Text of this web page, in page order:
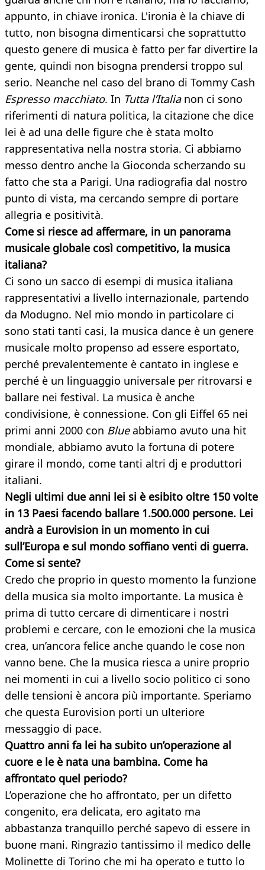
appunto, in chiave ironica. L'ironia è la chiave di
tutto, non bisogna dimenticarsi che soprattutto
questo genere di musica è fatto per far divertire la
gente, quindi non bisogna prendersi troppo sul
serio. Neanche nel caso del brano di Tommy Cash
Espresso macchiato. In Tutta l’Italianon ci sono
riferimenti di natura politica, la citazione che dice
lei è ad una delle figure che è stata molto
rappresentativa nella nostra storia. Ci abbiamo
messo dentro anche la Gioconda scherzando su
fatto che sta a Parigi. Una radiografia dal nostro
punto di vista, ma cercando sempre di portare
allegria e positività.
Come si riesce ad affermare, in un panorama
musicale globale così competitivo, la musica
italiana?
Ci sono un sacco di esempi di musica italiana
rappresentativi a livello internazionale, partendo
da Modugno. Nel mio mondo in particolare ci
sono stati tanti casi, la musica dance è un genere
musicale molto propenso ad essere esportato,
perché prevalentemente è cantato in inglese e
perché è un linguaggio universale per ritrovarsi e
ballare nei festival. La musica è anche
condivisione, è connessione. Con gli Eiffel 65 nei
primi anni 2000 con Blueabbiamo avuto una hit
mondiale, abbiamo avuto la fortuna di potere
girare il mondo, come tanti altri dj e produttori
italiani.
Negli ultimi due anni lei si è esibito oltre 150 volte
in 13 Paesi facendo ballare 1.500.000 persone. Lei
andrà a Eurovision in un momento in cui
sull’Europa e sul mondo soffiano venti di guerra.
Come si sente?
Credo che proprio in questo momento la funzione
della musica sia molto importante. La musica è
prima di tutto cercare di dimenticare i nostri
problemi e cercare, con le emozioni che la musica
crea, un’ancora felice anche quando le cose non
vanno bene. Che la musica riesca a unire proprio
nei momenti in cui a livello socio politico ci sono
delle tensioni è ancora più importante. Speriamo
che questa Eurovision porti un ulteriore
messaggio di pace.
Quattro anni fa lei ha subito un’operazione al
cuore e le è nata una bambina. Come ha
affrontato quel periodo?
L’operazione che ho affrontato, per un difetto
congenito, era delicata, ero agitato ma
abbastanza tranquillo perché sapevo di essere in
buone mani. Ringrazio tantissimo il medico delle
Molinette di Torino che mi ha operato e tutto lo